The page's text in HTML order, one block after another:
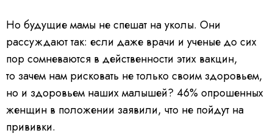
Но будущие мамы не спешат на уколы. Они
рассуждают так: если даже врачи и ученые до сих
пор сомневаются в действенности этих вакцин,
то зачем нам рисковать не только своим здоровьем,
но и здоровьем наших малышей? 46% опрошенных
женщин в положении заявили, что не пойдут на
прививки.